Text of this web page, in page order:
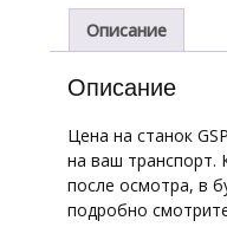
Описание
Описание
Цена на станок
на ваш транспорт.
после осмотра, в
подробно